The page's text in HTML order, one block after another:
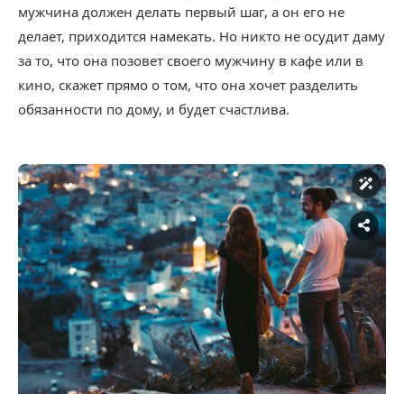
мужчина должен делать первый шаг, а он его не
делает, приходится намекать. Но никто не осудит даму
за то, что она позовет своего мужчину в кафе или в
кино, скажет прямо о том, что она хочет разделить
обязанности по дому, и будет счастлива.